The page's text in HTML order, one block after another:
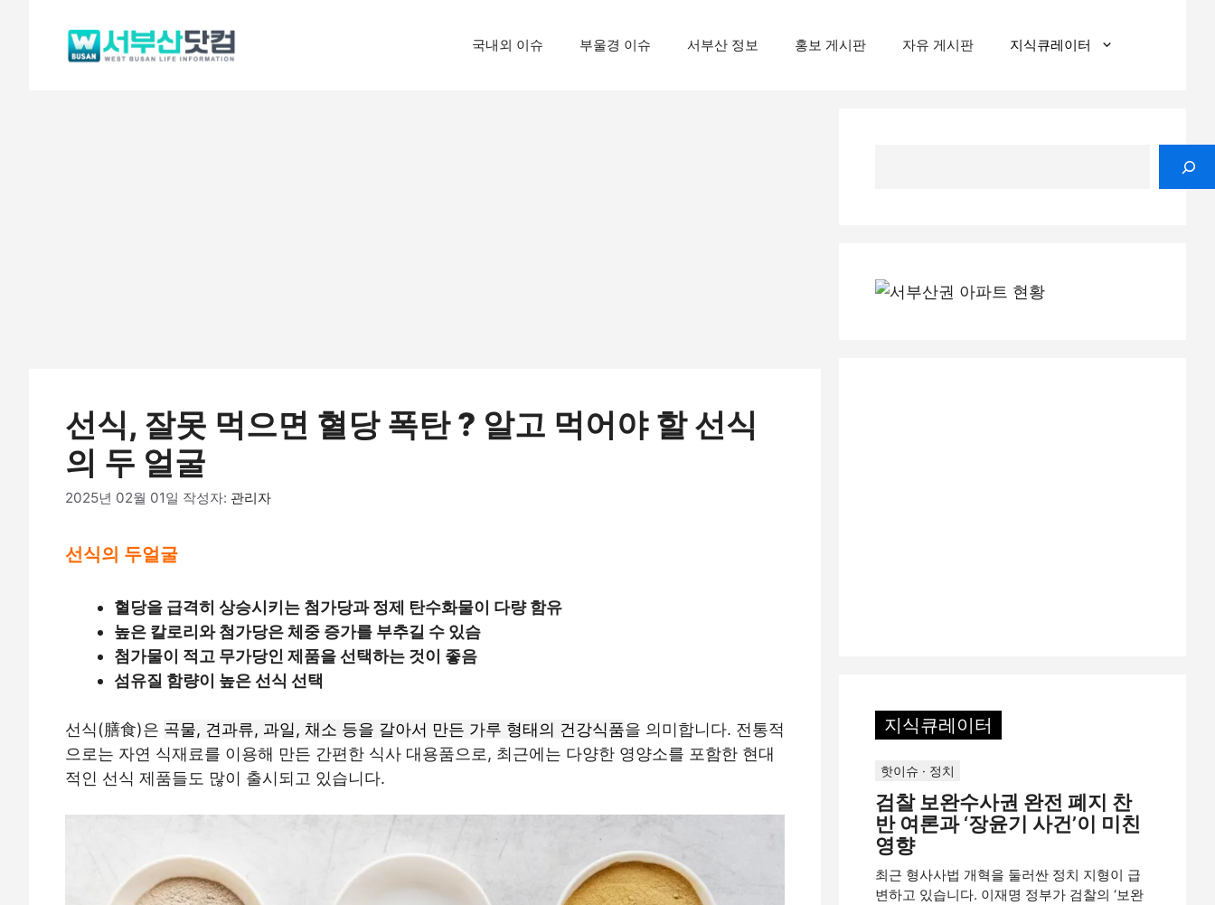
국내외 이슈 부울경 이슈 서부산 정보 홍보 게시판 자유 게시판 지식큐레이터
선식, 잘못 먹으면 혈당 폭탄 ? 알고 먹어야 할 선식
의 두 얼굴
2025년 02월 01일 작성자: 관리자
선식의 두얼굴
혈당을 급격히 상승시키는 첨가당과 정제 탄수화물이 다량 함유
높은 칼로리와 첨가당은 체중 증가를 부추길 수 있슴
첨가물이 적고 무가당인 제품을 선택하는 것이 좋음
섬유질 함량이 높은 선식 선택
선식(膳食)은 곡물, 견과류, 과일, 채소 등을 갈아서 만든 가루 형태의 건강식품을 의미합니다. 전통적
으로는 자연 식재료를 이용해 만든 간편한 식사 대용품으로, 최근에는 다양한 영양소를 포함한 현대
적인 선식 제품들도 많이 출시되고 있습니다.
지식큐레이터
핫이슈 · 정치
검찰 보완수사권 완전 폐지 찬
반 여론과 ‘장윤기 사건’이 미친
영향
최근 형사사법 개혁을 둘러싼 정치 지형이 급
변하고 있습니다. 이재명 정부가 검찰의 ‘보완